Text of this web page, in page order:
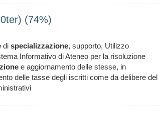
(74%)
di specializzazione, supporto, Utilizzo
Informativo di Ateneo per la risoluzione
e aggiornamento delle stesse, in
delle tasse degli iscritti come da delibere del